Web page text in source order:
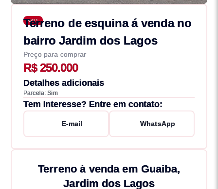
3811
Terreno de esquina á venda no
bairro Jardim dos Lagos
Preço para comprar
R$ 250.000
Detalhes adicionais
Parcela: Sim
Tem interesse? Entre em contato:
E-mail WhatsApp
Terreno à venda em Guaiba,
Jardim dos Lagos